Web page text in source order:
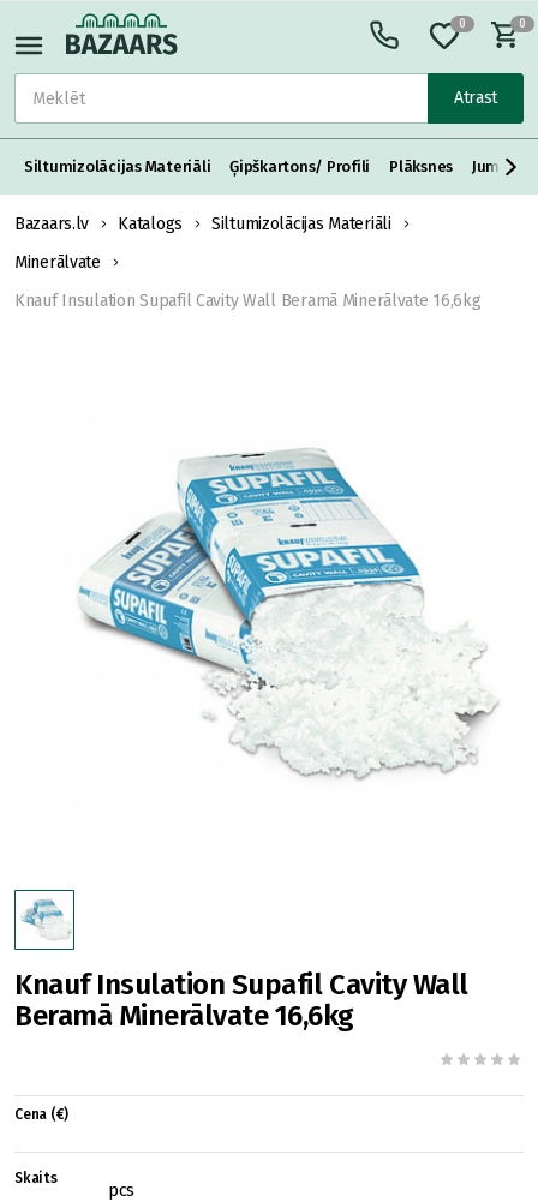
Atrast
0 0
Siltumizolācijas Materiāli Ģipškartons/ Profili Plāksnes Jumta
Bazaars.lv Katalogs
Siltumizolācijas Materiāli
Minerālvate
Knauf Insulation Supafil Cavity Wall Beramā Minerālvate 16,6kg
Knauf Insulation Supafil Cavity Wall
Beramā Minerālvate 16,6kg
Cena (€)
Skaits
pcs